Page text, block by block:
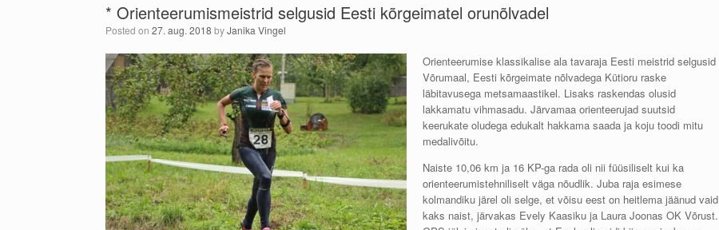
* Orienteerumismeistrid selgusid Eesti kõrgeimatel orunõlvadel
Posted on 27. aug. 2018 byJanika Vingel
Orienteerumise klassikalise ala tavaraja Eesti meistrid selgusid
Võrumaal, Eesti kõrgeimate nõlvadega Kütioru raske
läbitavusega metsamaastikel. Lisaks raskendas olusid
lakkamatu vihmasadu. Järvamaa orienteerujad suutsid
keerukate oludega edukalt hakkama saada ja koju toodi mitu
medalivõitu.
Naiste 10,06 km ja 16 KP-ga rada oli nii füüsiliselt kui ka
orienteerumistehniliselt väga nõudlik. Juba raja esimese
kolmandiku järel oli selge, et võisu eest on heitlema jäänud vaid
kaks naist, järvakas Evely Kaasiku ja Laura Joonas OK Võrust.